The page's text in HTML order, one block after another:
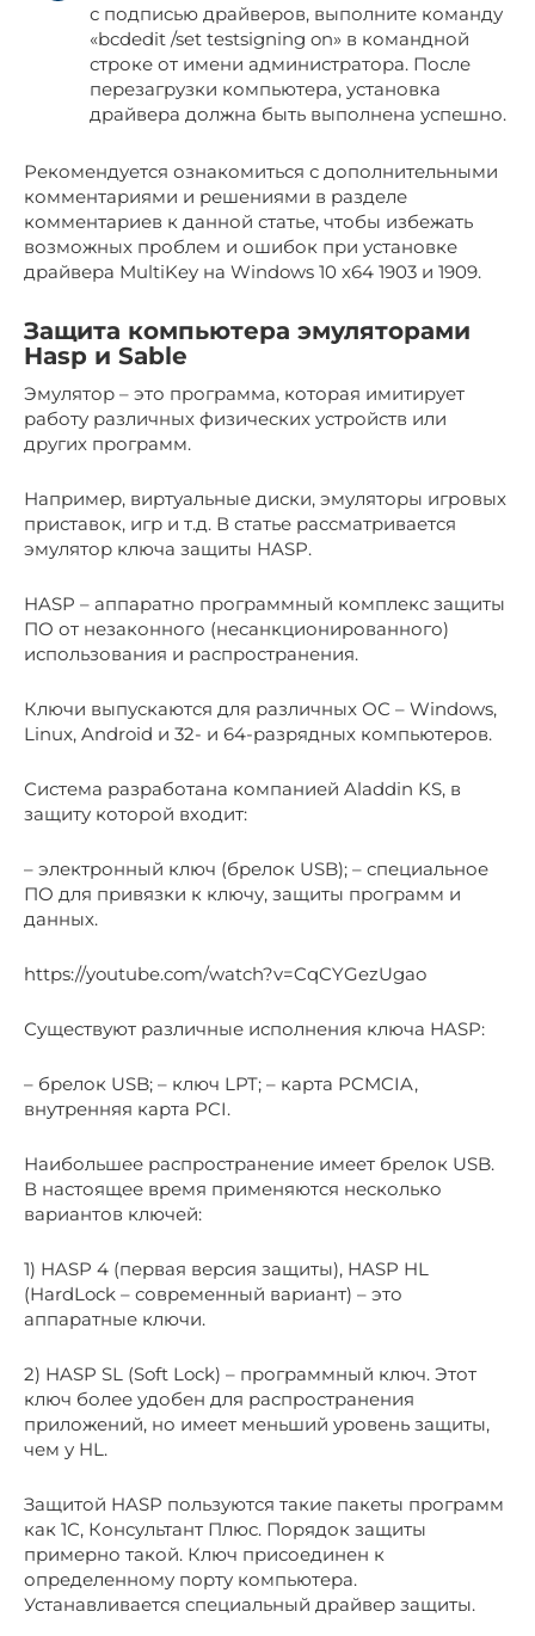
с подписью драйверов, выполните команду
«bcdedit /set testsigning on» в командной
строке от имени администратора. После
перезагрузки компьютера, установка
драйвера должна быть выполнена успешно.
Рекомендуется ознакомиться с дополнительными
комментариями и решениями в разделе
комментариев к данной статье, чтобы избежать
возможных проблем и ошибок при установке
драйвера MultiKey на Windows 10 x64 1903 и 1909.
Защита компьютера эмуляторами
Hasp и Sable
Эмулятор – это программа, которая имитирует
работу различных физических устройств или
других программ.
Например, виртуальные диски, эмуляторы игровых
приставок, игр и т.д. В статье рассматривается
эмулятор ключа защиты HASP.
HASP – аппаратно программный комплекс защиты
ПО от незаконного (несанкционированного)
использования и распространения.
Ключи выпускаются для различных ОС – Windows,
Linux, Android и 32- и 64-разрядных компьютеров.
Система разработана компанией Aladdin KS, в
защиту которой входит:
– электронный ключ (брелок USB); – специальное
ПО для привязки к ключу, защиты программ и
данных.
https://youtube.com/watch?v=CqCYGezUgao
Существуют различные исполнения ключа HASP:
– брелок USB; – ключ LPT; – карта PCMCIA,
внутренняя карта PCI.
Наибольшее распространение имеет брелок USB.
В настоящее время применяются несколько
вариантов ключей:
1) HASP 4 (первая версия защиты), HASP HL
(HardLock – современный вариант) – это
аппаратные ключи.
2) HASP SL (Soft Lock) – программный ключ. Этот
ключ более удобен для распространения
приложений, но имеет меньший уровень защиты,
чем у HL.
Защитой HASP пользуются такие пакеты программ
как 1С, Консультант Плюс. Порядок защиты
примерно такой. Ключ присоединен к
определенному порту компьютера.
Устанавливается специальный драйвер защиты.